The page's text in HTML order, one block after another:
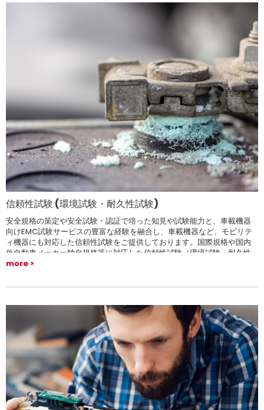
信頼性試験 (環境試験・耐久性試験)
安全規格の策定や安全試験・認証で培った知見や試験能力と、車載機器
向けEMC試験サービスの豊富な経験を融合し、車載機器など、モビリテ
ィ機器にも対応した信頼性試験をご提供しております。国際規格や国内
外自動車メーカー独自規格等に対応した信頼性試験（環境試験・耐久性
試験）を提供いたします。
more